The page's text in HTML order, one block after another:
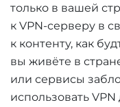
только в вашей
к VPN-серверу в
к контенту, как
вы живёте в
или сервисы
использовать